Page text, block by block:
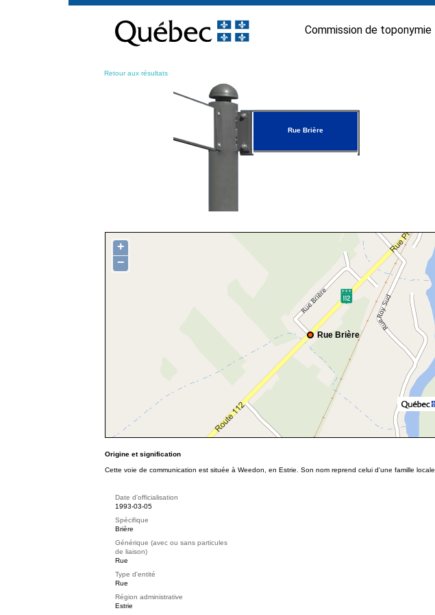
contenu
Commission de toponymie
Retour aux résultats
Rue Brière
Rue Brière
+
−
Origine et signification
Cette voie de communication est située à Weedon, en Estrie. Son nom reprend celui d'une famille locale.
Date d'officialisation
1993-03-05
Spécifique
Brière
Générique (avec ou sans particules
de liaison)
Rue
Type d'entité
Rue
Région administrative
Estrie